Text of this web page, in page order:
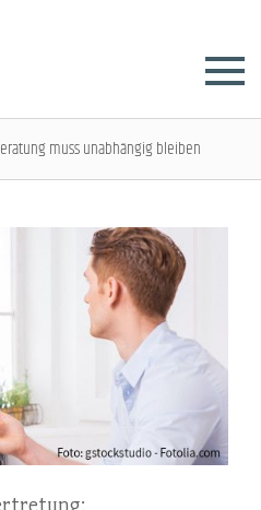
muss unabhängig bleiben